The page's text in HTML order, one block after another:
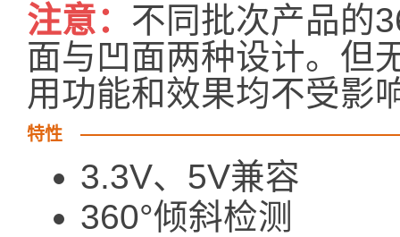
注意： 不同批次产品的
面与凹面两种设计。但
用功能和效果均不受影
特性
3.3V、5V兼容
360°倾斜检测